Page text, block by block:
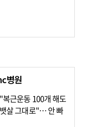
병원
"복근운동 100개 해도
뱃살 그대로"… 안 빠